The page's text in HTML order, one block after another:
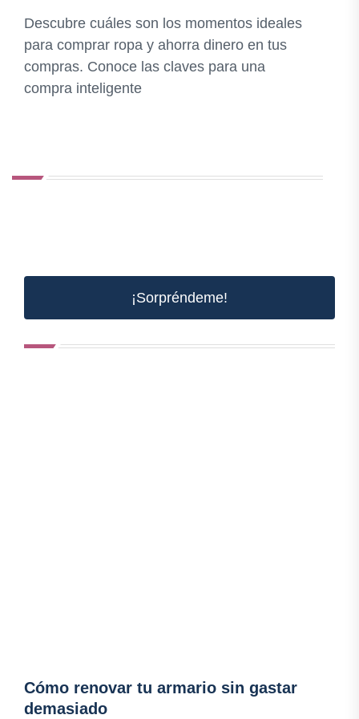
Descubre cuáles son los momentos ideales
para comprar ropa y ahorra dinero en tus
compras. Conoce las claves para una
compra inteligente
¡Sorpréndeme!
Cómo renovar tu armario sin gastar
demasiado